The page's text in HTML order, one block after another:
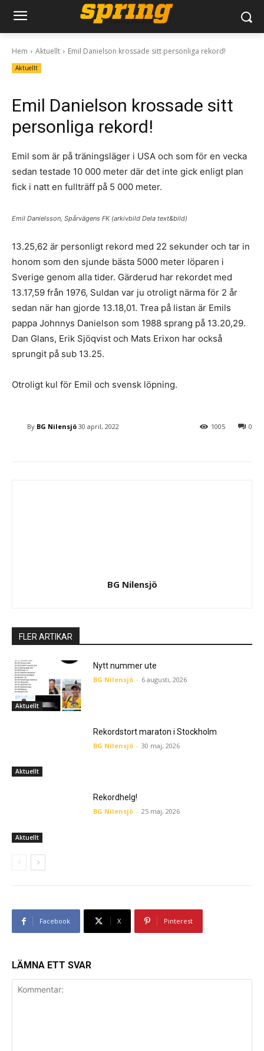
Hem Aktuellt Emil Danielson krossade sitt personliga rekord!
Aktuellt
Emil Danielson krossade sitt
personliga rekord!
Emil som är på träningsläger i USA och som för en vecka
sedan testade 10 000 meter där det inte gick enligt plan
fick i natt en fullträff på 5 000 meter.
Emil Danielsson, Spårvägens FK (arkivbild Dela text&bild)
13.25,62 är personligt rekord med 22 sekunder och tar in
honom som den sjunde bästa 5000 meter löparen i
Sverige genom alla tider. Gärderud har rekordet med
13.17,59 från 1976, Suldan var ju otroligt närma för 2 år
sedan när han gjorde 13.18,01. Trea på listan är Emils
pappa Johnnys Danielson som 1988 sprang på 13.20,29.
Dan Glans, Erik Sjöqvist och Mats Erixon har också
sprungit på sub 13.25.
Otroligt kul för Emil och svensk löpning.
By BG Nilensjö 30 april, 2022 0
1005
BG Nilensjö
FLER ARTIKAR
Aktuellt
Nytt nummer ute
BG Nilensjö - 6 augusti, 2026
Aktuellt
Rekordstort maraton i Stockholm
BG Nilensjö - 30 maj, 2026
Aktuellt
Rekordhelg!
BG Nilensjö - 25 maj, 2026
Facebook X Pinterest
LÄMNA ETT SVAR